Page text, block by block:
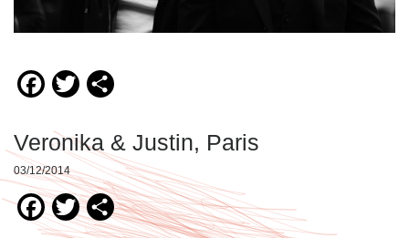
Facebook
Twitter
Veronika & Justin, Paris
03/12/2014
Facebook
TwitterCompartir